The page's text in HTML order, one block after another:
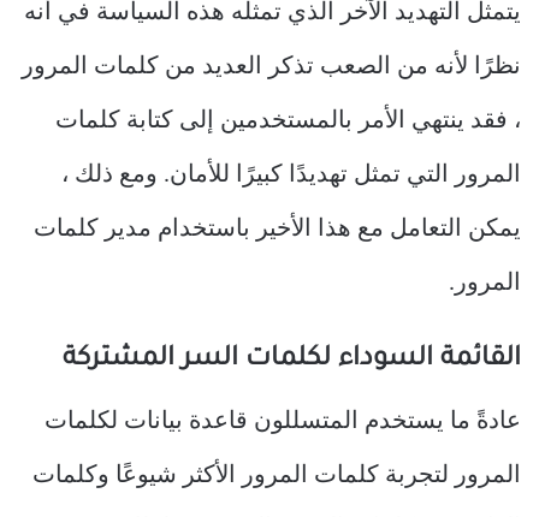
يتمثل التهديد الآخر الذي تمثله هذه السياسة في أنه
نظرًا لأنه من الصعب تذكر العديد من كلمات المرور
، فقد ينتهي الأمر بالمستخدمين إلى كتابة كلمات
المرور التي تمثل تهديدًا كبيرًا للأمان. ومع ذلك ،
يمكن التعامل مع هذا الأخير باستخدام مدير كلمات
المرور.
القائمة السوداء لكلمات السر المشتركة
عادةً ما يستخدم المتسللون قاعدة بيانات لكلمات
المرور لتجربة كلمات المرور الأكثر شيوعًا وكلمات